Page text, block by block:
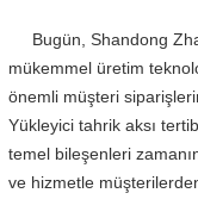
Bugün, Shandong
mükemmel üretim
önemli müşteri
Yükleyici tahrik aksı
temel bileşenleri
ve hizmetle